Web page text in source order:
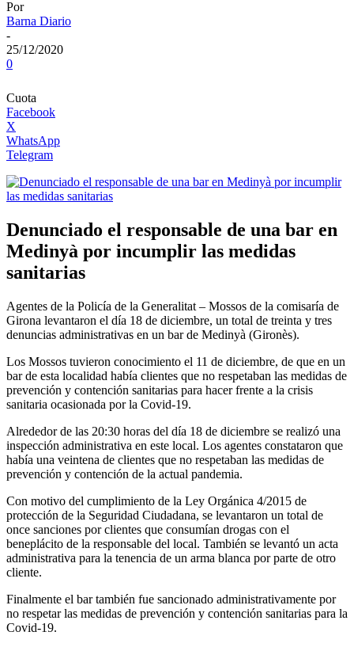
Por
Barna Diario
-
25/12/2020
0
Cuota
Facebook
X
WhatsApp
Telegram
Denunciado el responsable de una bar en
Medinyà por incumplir las medidas
sanitarias
Agentes de la Policía de la Generalitat – Mossos de la comisaría de
Girona levantaron el día 18 de diciembre, un total de treinta y tres
denuncias administrativas en un bar de Medinyà (Gironès).
Los Mossos tuvieron conocimiento el 11 de diciembre, de que en un
bar de esta localidad había clientes que no respetaban las medidas de
prevención y contención sanitarias para hacer frente a la crisis
sanitaria ocasionada por la Covid-19.
Alrededor de las 20:30 horas del día 18 de diciembre se realizó una
inspección administrativa en este local. Los agentes constataron que
había una veintena de clientes que no respetaban las medidas de
prevención y contención de la actual pandemia.
Con motivo del cumplimiento de la Ley Orgánica 4/2015 de
protección de la Seguridad Ciudadana, se levantaron un total de
once sanciones por clientes que consumían drogas con el
beneplácito de la responsable del local. También se levantó un acta
administrativa para la tenencia de un arma blanca por parte de otro
cliente.
Finalmente el bar también fue sancionado administrativamente por
no respetar las medidas de prevención y contención sanitarias para la
Covid-19.